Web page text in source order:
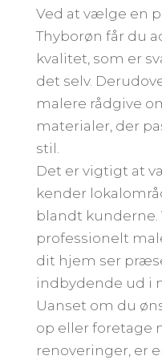
Ved at vælge en
Thyborøn får du
kvalitet, som er
det selv.
malere rådgive
materialer, der
stil.
Det er vigtigt at
kender
blandt kunderne.
professionelt
dit hjem ser
indbydende ud i
Uanset om du
op eller foretage
renoveringer, er